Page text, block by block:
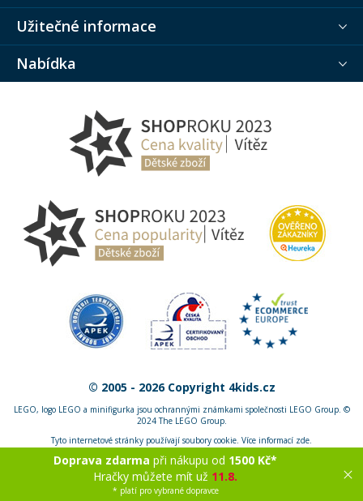
Užitečné informace
Nabídka
© 2005 - 2026 Copyright 4kids.cz
LEGO, logo LEGO a minifigurka jsou ochrannými známkami společnosti LEGO Group. ©
2024 The LEGO Group.
Tyto internetové stránky používají soubory cookie. Více informací zde.
Zobrazit verzi pro desktop
Doprava zdarma při nákupu od 1500 Kč*
Hračky můžete mít už 11.8.
* platí pro vybrané dopravce